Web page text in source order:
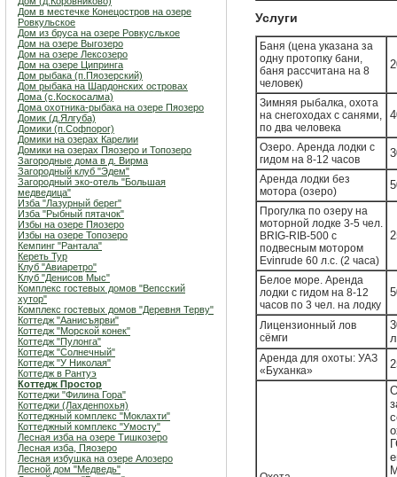
Дом в местечке Конецостров на озере
Ровкульское
Дом из бруса на озере Ровкуслькое
Дом на озере Выгозеро
Дом на озере Лексозеро
Дом на озере Ципринга
Дом рыбака (п.Пяозерский)
Дом рыбака на Шардонских островах
Дома (с.Коскосалма)
Дома охотника-рыбака на озере Пяозеро
Домик (д.Ялгуба)
Домики (п.Софпорог)
Домики на озерах Карелии
Домики на озерах Пяозеро и Топозеро
Загородные дома в д. Вирма
Загородный клуб "Эдем"
Загородный эко-отель "Большая
медведица"
Изба "Лазурный берег"
Изба "Рыбный пятачок"
Избы на озере Пяозеро
Избы на озере Топозеро
Кемпинг "Рантала"
Кереть Тур
Клуб "Авиаретро"
Клуб "Денисов Мыс"
Комплекс гостевых домов "Вепсский
хутор"
Комплекс гостевых домов "Деревня Терву"
Коттедж "Аанисъярви"
Коттедж "Морской конек"
Коттедж "Пулонга"
Коттедж "Солнечный"
Коттедж "У Николая"
Коттедж в Рантуэ
Коттедж Простор
Коттеджи "Филина Гора"
Коттеджи (Лахденпохья)
Коттеджный комплекс "Мoклахти"
Коттеджный комплекс "Умосту"
Лесная изба на озере Тишкозеро
Лесная изба, Пяозеро
Лесная избушка на озере Алозеро
Лесной дом "Медведь"
Услуги
Баня (цена указана за
одну протопку бани,
баня рассчитана на 8
человек)
Зимняя рыбалка, охота
на снегоходах с санями,
по два человека
Озеро. Аренда лодки с
гидом на 8-12 часов
Аренда лодки без
мотора (озеро)
Прогулка по озеру на
моторной лодке 3-5 чел.
BRIG-RIB-500 с
подвесным мотором
Evinrude 60 л.с. (2 часа)
Белое море. Аренда
лодки с гидом на 8-12
часов по 3 чел. на лодку
Лицензионный лов
сёмги
Аренда для охоты: УАЗ
«Буханка»